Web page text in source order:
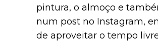
pintura, o almoço e
num post no Instagram,
de aproveitar o tempo